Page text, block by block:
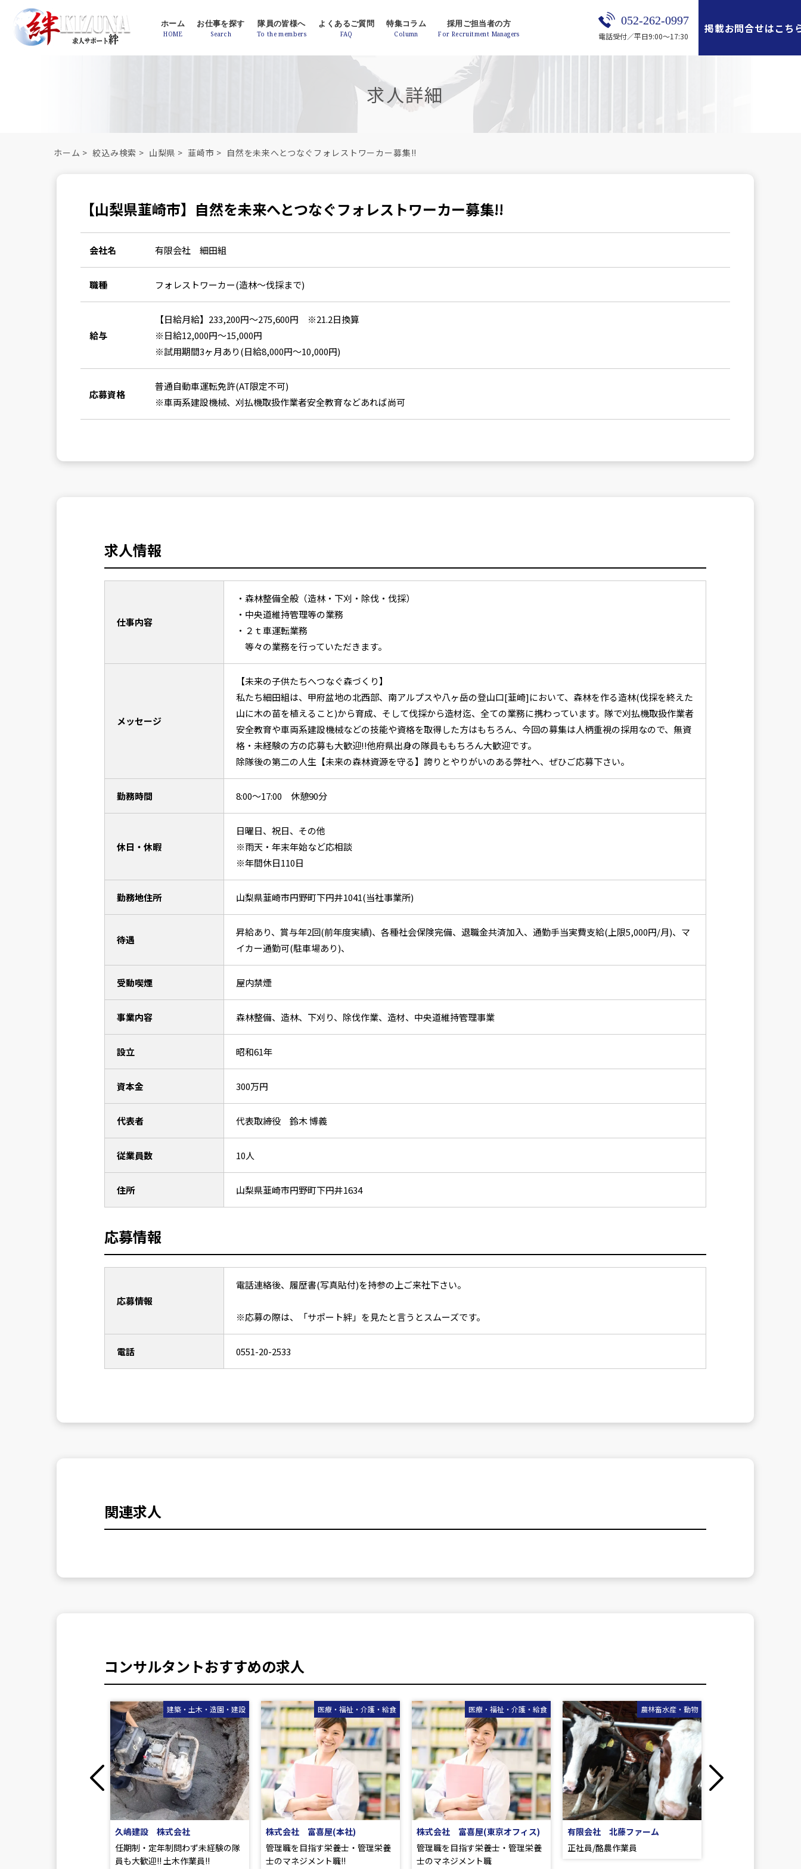
ホーム お仕事を探す 隊員の皆様へ よくあるご質問 特集コラム 採用ご担当者の方 052-262-0997
電話受付／平日9:00～17:30
掲載お問合せはこち
求人詳細
ホーム > 絞込み検索 > 山梨県 > 韮崎市 > 自然を未来へとつなぐフォレストワーカー募集!!
【山梨県韮崎市】自然を未来へとつなぐフォレストワーカー募集!!
会社名 有限会社 細田組
職種 フォレストワーカー(造林～伐採まで)
給与
【日給月給】233,200円〜275,600円 ※21.2日換算
※日給12,000円〜15,000円
※試用期間3ヶ月あり(日給8,000円～10,000円)
応募資格
普通自動車運転免許(AT限定不可)
※車両系建設機械、刈払機取扱作業者安全教育などあれば尚可
求人情報
仕事内容
・森林整備全般（造林・下刈・除伐・伐採）
・中央道維持管理等の業務
・２ｔ車運転業務
等々の業務を行っていただきます。
メッセージ
【未来の子供たちへつなぐ森づくり】
私たち細田組は、甲府盆地の北西部、南アルプスや八ヶ岳の登山口[韮崎]において、森林を作る造林(伐採を終えた
山に木の苗を植えること)から育成、そして伐採から造材迄、全ての業務に携わっています。隊で刈払機取扱作業者
安全教育や車両系建設機械などの技能や資格を取得した方はもちろん、今回の募集は人柄重視の採用なので、無資
格・未経験の方の応募も大歓迎!!他府県出身の隊員ももちろん大歓迎です。
除隊後の第二の人生【未来の森林資源を守る】誇りとやりがいのある弊社へ、ぜひご応募下さい。
勤務時間 8:00～17:00 休憩90分
休日・休暇
日曜日、祝日、その他
※雨天・年末年始など応相談
※年間休日110日
勤務地住所 山梨県韮崎市円野町下円井1041(当社事業所)
待遇
昇給あり、賞与年2回(前年度実績)、各種社会保険完備、退職金共済加入、通勤手当実費支給(上限5,000円/月)、マ
イカー通勤可(駐車場あり)、
受動喫煙 屋内禁煙
事業内容 森林整備、造林、下刈り、除伐作業、造材、中央道維持管理事業
設立 昭和61年
資本金 300万円
代表者 代表取締役 鈴木 博義
従業員数 10人
住所 山梨県韮崎市円野町下円井1634
応募情報
応募情報
電話連絡後、履歴書(写真貼付)を持参の上ご来社下さい。
※応募の際は、「サポート絆」を見たと言うとスムーズです。
電話 0551-20-2533
関連求人
コンサルタントおすすめの求人
Previous
医療・福祉・介護・給食
株式会社 富喜屋(本社)
管理職を目指す栄養士・管理栄養
士のマネジメント職!!
医療・福祉・介護・給食
株式会社 富喜屋(東京オフィス)
管理職を目指す栄養士・管理栄養
士のマネジメント職
農林畜水産・動物
有限会社 北藤ファーム
正社員/酪農作業員
医療・福祉・介護・給食
株式会社ITMファーマ(きずなの家
こうた)